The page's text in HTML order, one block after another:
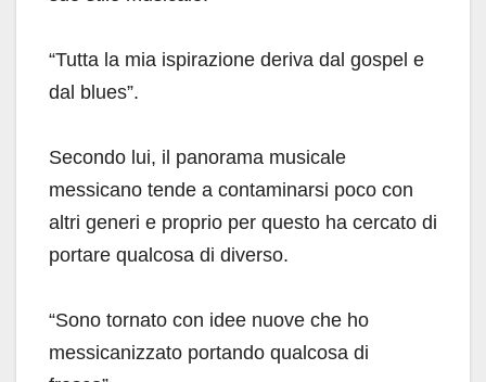
“Tutta la mia ispirazione deriva dal gospel e
dal blues”.
Secondo lui, il panorama musicale
messicano tende a contaminarsi poco con
altri generi e proprio per questo ha cercato di
portare qualcosa di diverso.
“Sono tornato con idee nuove che ho
messicanizzato portando qualcosa di